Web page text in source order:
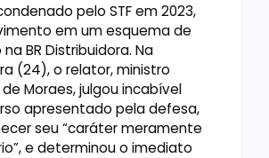
pelo STF em 2023,
em um esquema de
BR Distribuidora. Na
(24), o relator, ministro
Moraes, julgou incabível
apresentado pela defesa,
seu “caráter meramente
e determinou o imediato